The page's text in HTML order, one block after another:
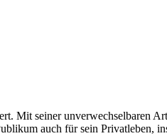
Mit seiner unverwechselbaren
auch für sein Privatleben,